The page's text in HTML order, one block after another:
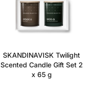
SKANDINAVISK Twilight
Scented Candle Gift Set 2
x 65 g